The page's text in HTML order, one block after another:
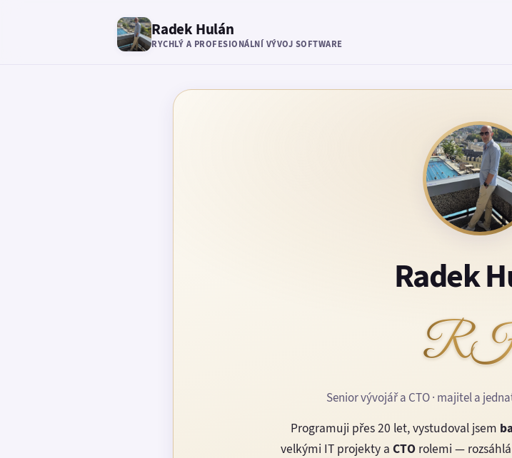
Radek Hulán
RYCHLÝ A PROFESIONÁLNÍ VÝVOJ SOFTWARE
Radek
Senior vývojář a CTO · majitel a
Programuji přes 20 let, vystudoval jsem
velkými IT projekty a CTOrolemi —